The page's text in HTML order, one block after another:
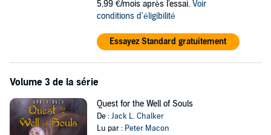
5,99 €/mois après l'essai. Voir
conditions d'éligibilité
Essayez Standard gratuitement
Volume 3 de la série
Quest for the Well of Souls
De :Jack L. Chalker
Lu par : Peter Macon